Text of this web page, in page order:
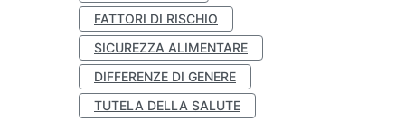
FATTORI DI RISCHIO
SICUREZZA ALIMENTARE
DIFFERENZE DI GENERE
TUTELA DELLA SALUTE